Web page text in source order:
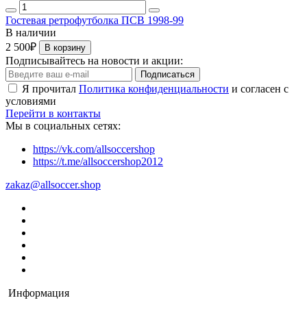
Гостевая ретрофутболка ПСВ 1998-99
В наличии
2 500₽
В корзину
Подписывайтесь на новости и акции:
Подписаться
Я прочитал Политика конфиденциальности и согласен с
условиями
Перейти в контакты
Мы в социальных сетях:
https://vk.com/allsoccershop
https://t.me/allsoccershop2012
zakaz@allsoccer.shop
Информация